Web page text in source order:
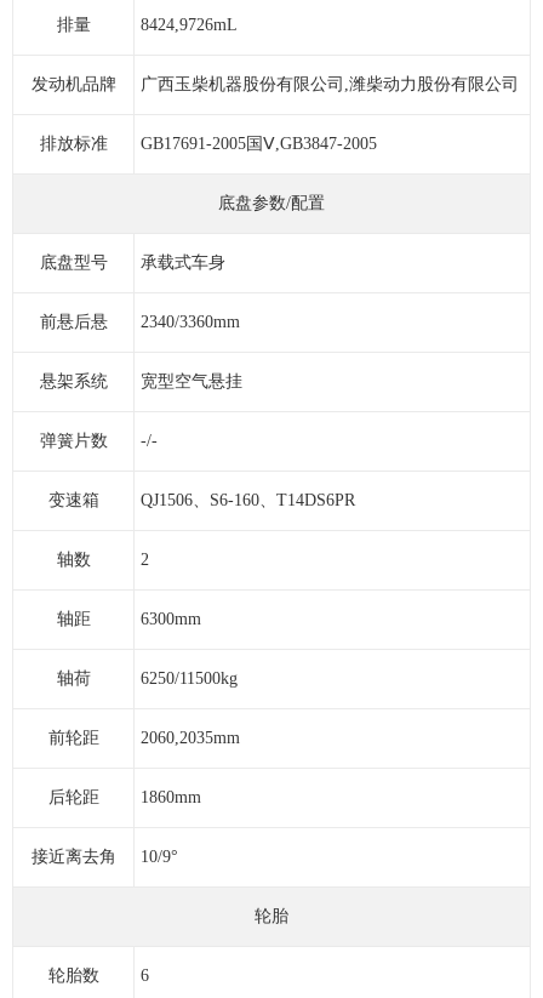
排量 8424,9726mL
发动机品牌 广西玉柴机器股份有限公司,潍柴动力股份有限公司
排放标准 GB17691-2005国Ⅴ,GB3847-2005
底盘参数/配置
底盘型号 承载式车身
前悬后悬 2340/3360mm
悬架系统 宽型空气悬挂
弹簧片数 -/-
变速箱 QJ1506、S6-160、T14DS6PR
轴数 2
轴距 6300mm
轴荷 6250/11500kg
前轮距 2060,2035mm
后轮距 1860mm
接近离去角 10/9°
轮胎
轮胎数 6